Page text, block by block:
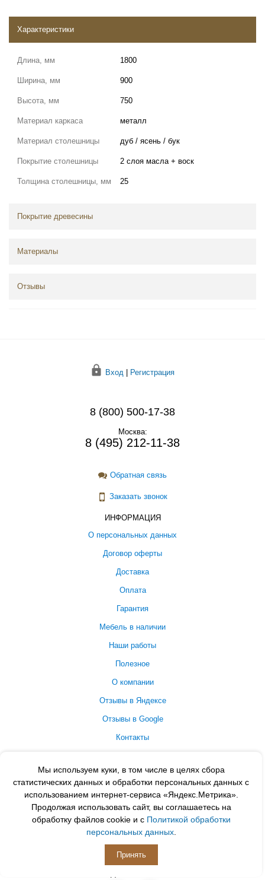
Характеристики
Длина, мм 1800
Ширина, мм 900
Высота, мм 750
Материал каркаса металл
Материал столешницы дуб / ясень / бук
Покрытие столешницы 2 слоя масла + воск
Толщина столешницы, мм 25
Покрытие древесины
Материалы
Отзывы
Мы используем куки, в том числе в целях сбора
статистических данных и обработки персональных данных с
использованием интернет-сервиса «Яндекс.Метрика».
Продолжая использовать сайт, вы соглашаетесь на
обработку файлов cookie и с Политикой обработки
персональных данных.
Принять
Вход | Регистрация
8 (800) 500-17-38
Москва:
8 (495) 212-11-38
Обратная связь
Заказать звонок
ИНФОРМАЦИЯ
О персональных данных
Договор оферты
Доставка
Оплата
Гарантия
Мебель в наличии
Наши работы
Полезное
О компании
Отзывы в Яндексе
Отзывы в Google
Контакты